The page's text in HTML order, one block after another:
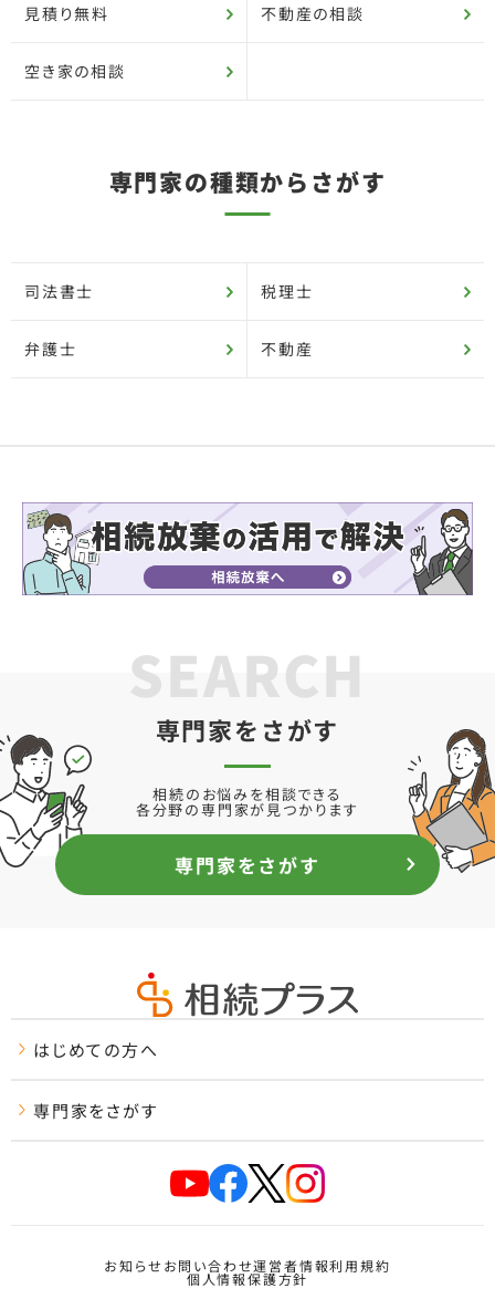
見積り無料 不動産の相談
空き家の相談
専門家の種類からさがす
司法書士 税理士
弁護士 不動産
SEARCH
専門家をさがす
相続のお悩みを相談できる
各分野の専門家が見つかります
専門家をさがす
はじめての方へ
専門家をさがす
お知らせ お問い合わせ運営者情報利用規約
個人情報保護方針